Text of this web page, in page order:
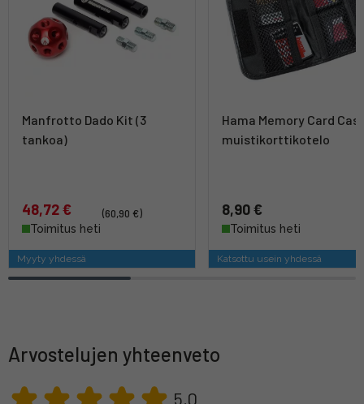
Manfrotto Dado Kit (3
tankoa)
48,72 €
(60,90 €)
Toimitus heti
Myyty yhdessä
Hama Memory Card
muistikorttikotelo
8,90 €
Toimitus heti
Katsottu usein yhdessä
Arvostelujen yhteenveto
5,0